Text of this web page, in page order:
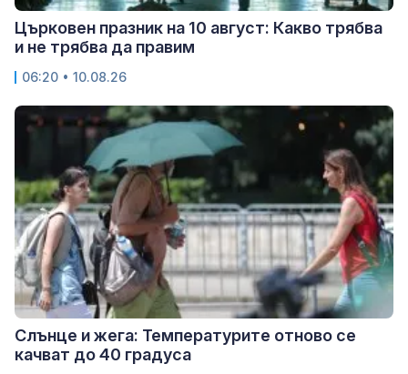
Църковен празник на 10 август: Какво трябва
и не трябва да правим
06:20 • 10.08.26
Слънце и жега: Температурите отново се
качват до 40 градуса